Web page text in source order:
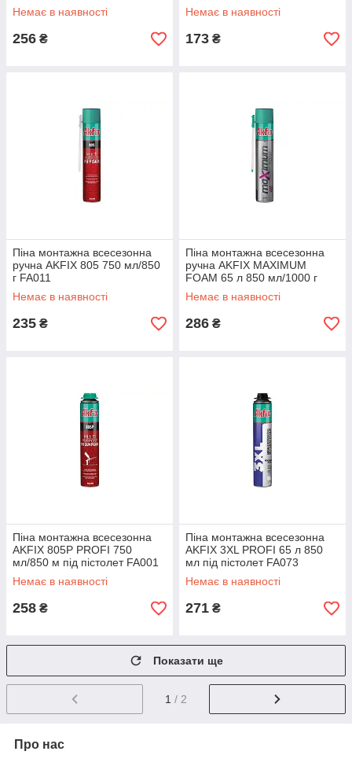
Немає в наявності
256 ₴
Немає в наявності
173 ₴
Піна монтажна всесезонна
ручна AKFIX 805 750 мл/850
г FA011
Немає в наявності
235 ₴
Піна монтажна всесезонна
ручна AKFIX MAXIMUM
FOAM 65 л 850 мл/1000 г
FA002
Немає в наявності
286 ₴
Піна монтажна всесезонна
AKFIX 805Р PROFI 750
мл/850 м під пістолет FA001
Немає в наявності
258 ₴
Піна монтажна всесезонна
AKFIX 3XL PROFI 65 л 850
мл під пістолет FA073
Немає в наявності
271 ₴
Показати ще
1 / 2
Про нас